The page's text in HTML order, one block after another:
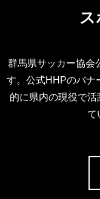
ス
群馬県サッカー協会
す。公式HHPのバナ
的に県内の現役で
て